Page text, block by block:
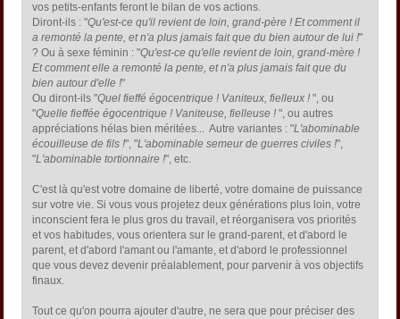
vos petits-enfants feront le bilan de vos actions.
Diront-ils : "Qu'est-ce qu'il revient de loin, grand-père ! Et comment il
a remonté la pente, et n'a plus jamais fait que du bien autour de lui !"
? Ou à sexe féminin : "Qu'est-ce qu'elle revient de loin, grand-mère !
Et comment elle a remonté la pente, et n'a plus jamais fait que du
bien autour d'elle !"
Ou diront-ils "Quel fieffé égocentrique ! Vaniteux, fielleux !", ou
"Quelle fieffée égocentrique ! Vaniteuse, fielleuse !", ou autres
appréciations hélas bien méritées... Autre variantes : "L'abominable
écouilleuse de fils !", "L'abominable semeur de guerres civiles !",
"L'abominable tortionnaire !", etc.
C'est là qu'est votre domaine de liberté, votre domaine de puissance
sur votre vie. Si vous vous projetez deux générations plus loin, votre
inconscient fera le plus gros du travail, et réorganisera vos priorités
et vos habitudes, vous orientera sur le grand-parent, et d'abord le
parent, et d'abord l'amant ou l'amante, et d'abord le professionnel
que vous devez devenir préalablement, pour parvenir à vos objectifs
finaux.
Tout ce qu'on pourra ajouter d'autre, ne sera que pour préciser des